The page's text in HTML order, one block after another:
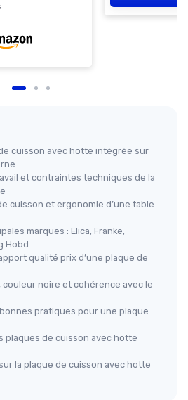
cuisson avec hotte intégrée sur
et contraintes techniques de la
cuisson et ergonomie d’une table
marques : Elica, Franke,
Hobd
qualité prix d’une plaque de
noire et cohérence avec le
pratiques pour une plaque
plaques de cuisson avec hotte
la plaque de cuisson avec hotte